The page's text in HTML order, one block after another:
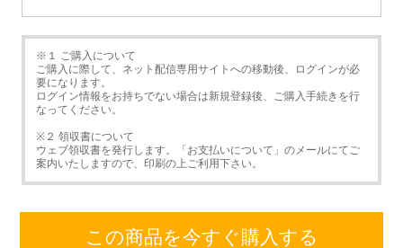
※１ ご購入について
ご購入に際して、ネット配信専用サイトへの移動後、ログインが必
要になります。
ログイン情報をお持ちでない場合は新規登録後、ご購入手続きを行
なってください。
※２ 領収書について
ウェブ領収書を発行します。「お支払いについて」のメールにてご
案内いたしますので、印刷の上ご利用下さい。
この商品を今すぐ購入する